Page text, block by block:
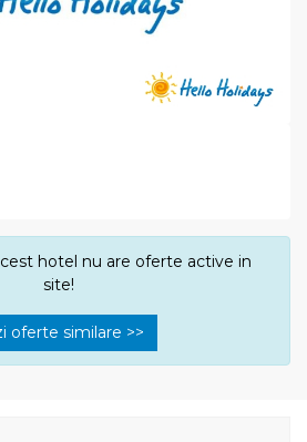
hotel nu are oferte active in
site!
oferte similare >>